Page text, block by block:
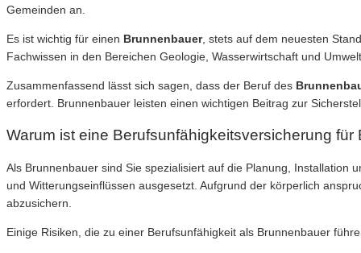
Gemeinden an.
Es ist wichtig für einen Brunnenbauer, stets auf dem neuesten
Fachwissen in den Bereichen Geologie, Wasserwirtschaft und
Zusammenfassend lässt sich sagen, dass der Beruf des
erfordert. Brunnenbauer leisten einen wichtigen Beitrag zur
Warum ist eine Berufsunfähigkeitsversicherung
Als Brunnenbauer sind Sie spezialisiert auf die Planung, Installation
und Witterungseinflüssen ausgesetzt. Aufgrund der körperlich
abzusichern.
Einige Risiken, die zu einer Berufsunfähigkeit als Brunnenbauer